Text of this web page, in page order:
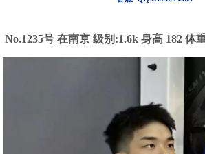
No.1235号 在南京 级别:1.6k 身高 182 体